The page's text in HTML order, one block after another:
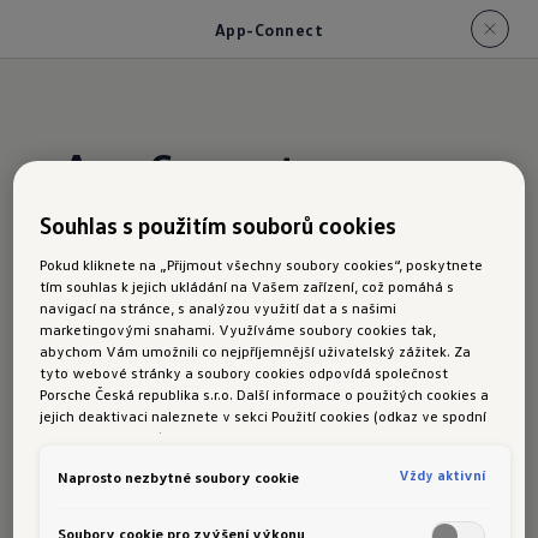
App-Connect
App-Connect
Rozhraní App Connect Vám umožní ve vašem
automobilu pohodlně využívat aplikace z vašeho
chytrého telefonu. Prostřednictvím rozhraní
můžete přenést hudbu, zprávy, mapy nebo
audioknihy na displej infotainment systému, kde
je můžete ve vašem zorném poli pohodlně
ovládat. Pro připojení chytrého telefonu jsou
k dispozici dvě technologie -
Apple CarPlay
Souhlas s použitím souborů cookies
Pokud kliknete na „Přijmout všechny soubory cookies“, poskytnete
tím souhlas k jejich ukládání na Vašem zařízení, což pomáhá s
navigací na stránce, s analýzou využití dat a s našimi
marketingovými snahami. Využíváme soubory cookies tak,
abychom Vám umožnili co nejpříjemnější uživatelský zážitek. Za
tyto webové stránky a soubory cookies odpovídá společnost
Porsche Česká republika s.r.o. Další informace o použitých cookies a
jejich deaktivaci naleznete v sekci Použití cookies (odkaz ve spodní
části této stránky).
Naprosto nezbytné soubory cookie Vždy aktivní
Soubory cookie pro zvýšení výkonu